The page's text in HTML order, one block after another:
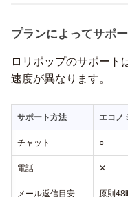
プランによってサポ
ロリポップのサポート
速度が異なります。
サポート方法 エコノ
チャット ○
電話 ✕
メール返信目安 原則48